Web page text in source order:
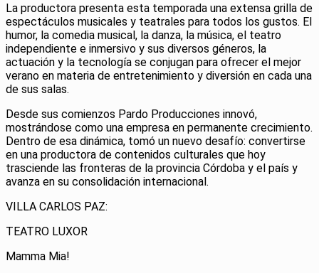
La productora presenta esta temporada una extensa grilla de
espectáculos musicales y teatrales para todos los gustos. El
humor, la comedia musical, la danza, la música, el teatro
independiente e inmersivo y sus diversos géneros, la
actuación y la tecnología se conjugan para ofrecer el mejor
verano en materia de entretenimiento y diversión en cada una
de sus salas.
Desde sus comienzos Pardo Producciones innovó,
mostrándose como una empresa en permanente crecimiento.
Dentro de esa dinámica, tomó un nuevo desafío: convertirse
en una productora de contenidos culturales que hoy
trasciende las fronteras de la provincia Córdoba y el país y
avanza en su consolidación internacional.
VILLA CARLOS PAZ:
TEATRO LUXOR
Mamma Mia!